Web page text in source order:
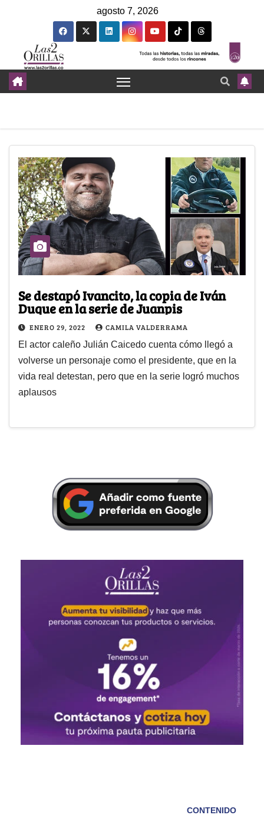
agosto 7, 2026
Se destapó Ivancito, la copia de Iván
Duque en la serie de Juanpis
ENERO 29, 2022 CAMILA VALDERRAMA
El actor caleño Julián Caicedo cuenta cómo llegó a
volverse un personaje como el presidente, que en la
vida real detestan, pero que en la serie logró muchos
aplausos